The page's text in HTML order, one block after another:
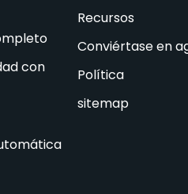
con
Recursos
Conviértase en
Política
sitemap